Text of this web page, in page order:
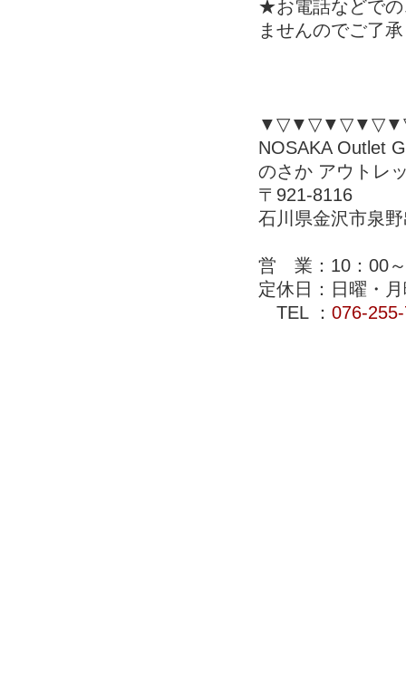
★お電話などでの
ませんのでご了
NOSAKA Outlet
のさか アウトレ
〒921-8116
石川県金沢市泉
営 業：10：00
定休日：日曜・
TEL ： 076-